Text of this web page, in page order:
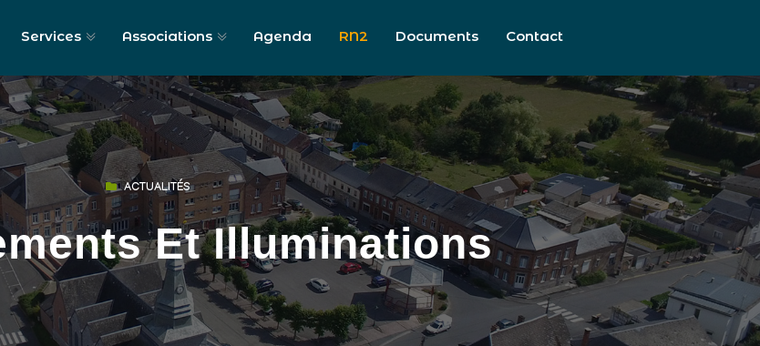
Services Associations Agenda RN2 Documents Contact
ACTUALITÉS
Et Illuminations